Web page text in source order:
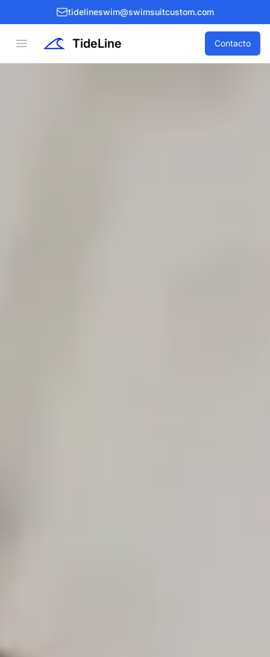
tidelineswim@swimsuitcustom.com
Open menu TideLine Contacto